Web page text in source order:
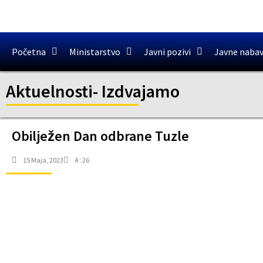
Početna Ministarstvo Javni pozivi Javne
Aktuelnosti- Izdvajamo
Obilježen Dan odbrane Tuzle
15 Maja, 2023 4 : 26